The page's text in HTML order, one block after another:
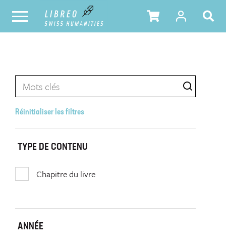
Réinitialiser les filtres
TYPE DE CONTENU
Chapitre du livre
ANNÉE